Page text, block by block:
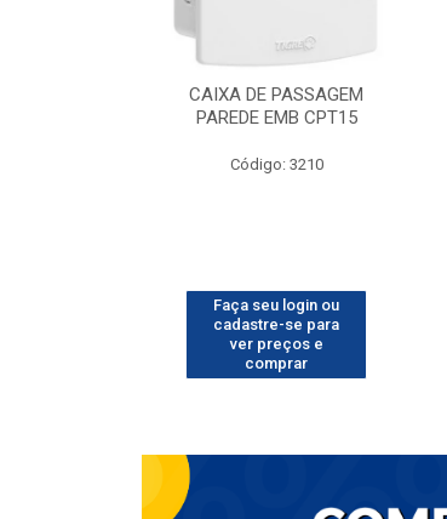
CAIXA DE PASSAGEM
PAREDE EMB CPT15
Código: 3210
Faça seu login ou
cadastre-se para
ver preços e
comprar